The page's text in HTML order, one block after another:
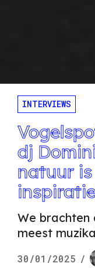
INTERVIEWS
dj
natuur
We brachten
meest
30/01/2025 /